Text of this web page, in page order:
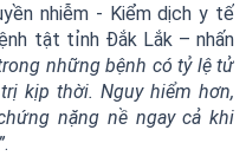
nhiễm - Kiểm dịch y tế
tật tỉnh Đắk Lắk – nhấn
những bệnh có tỷ lệ tử
kịp thời. Nguy hiểm hơn,
nặng nề ngay cả khi
.